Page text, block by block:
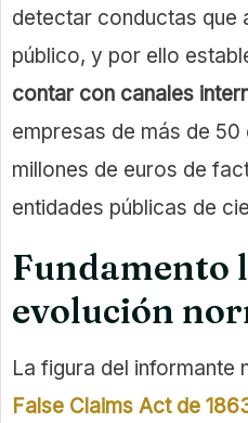
detectar conductas que
público, y por ello
contar con canales
empresas de más de 50
millones de euros de
entidades públicas de
Fundamento
evolución
La figura del informante
False Claims Act de